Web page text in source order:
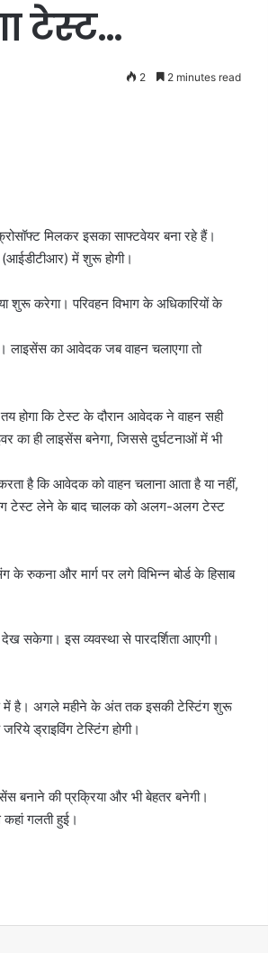
टेस्ट…
2 2 minutes read
मिलकर इसका साफ्टवेयर बना रहे हैं।
में शुरू होगी।
शुरू करेगा। परिवहन विभाग के अधिकारियों के
लाइसेंस का आवेदक जब वाहन चलाएगा तो
होगा कि टेस्ट के दौरान आवेदक ने वाहन सही
का ही लाइसेंस बनेगा, जिससे दुर्घटनाओं में भी
है कि आवेदक को वाहन चलाना आता है या नहीं,
टेस्ट लेने के बाद चालक को अलग-अलग टेस्ट
के रुकना और मार्ग पर लगे विभिन्न बोर्ड के हिसाब
सकेगा। इस व्यवस्था से पारदर्शिता आएगी।
में है। अगले महीने के अंत तक इसकी टेस्टिंग शुरू
ड्राइविंग टेस्टिंग होगी।
बनाने की प्रक्रिया और भी बेहतर बनेगी।
गलती हुई।